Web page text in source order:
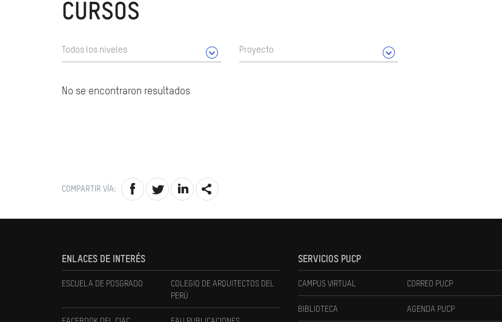
CURSOS
Todos los niveles Proyecto
No se encontraron resultados
COMPARTIR VÍA:
ENLACES DE INTERÉS
ESCUELA DE POSGRADO
COLEGIO DE ARQUITECTOS DEL
PERÚ
SERVICIOS PUCP
CAMPUS VIRTUAL CORREO PUCP
BIBLIOTECA AGENDA PUCP